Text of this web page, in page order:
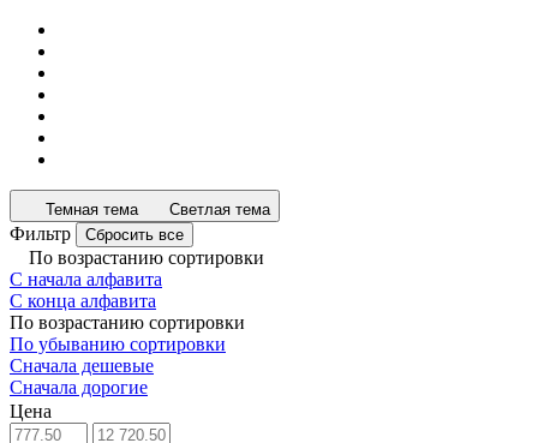
Темная тема Светлая тема
Фильтр Сбросить все
По возрастанию сортировки
С начала алфавита
С конца алфавита
По возрастанию сортировки
По убыванию сортировки
Сначала дешевые
Сначала дорогие
Цена